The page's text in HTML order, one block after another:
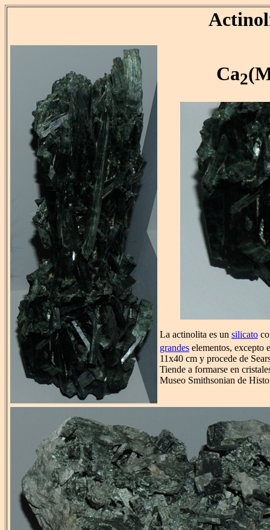
Ca2
La actinolita es un silicato
grandes elementos, excepto
11x40 cm y procede de
Tiende a formarse en
Museo Smithsonian de